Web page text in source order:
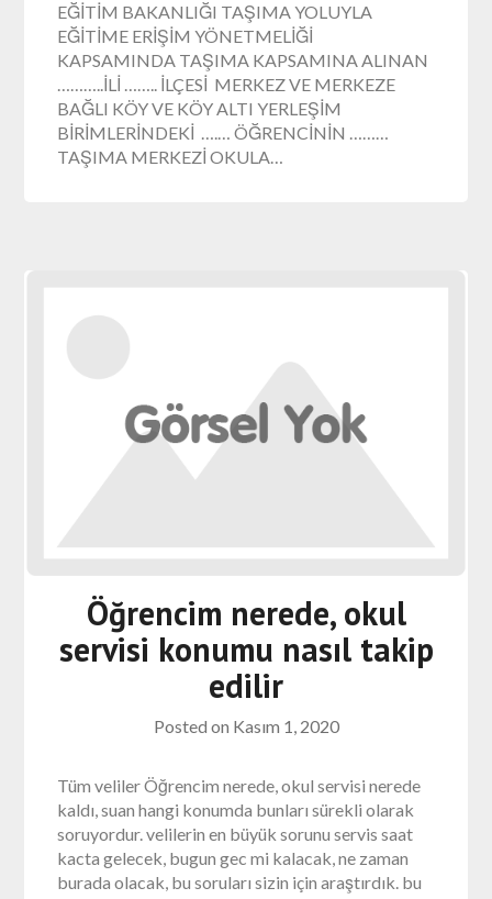
EĞİTİM BAKANLIĞI TAŞIMA YOLUYLA
EĞİTİME ERİŞİM YÖNETMELİĞİ
KAPSAMINDA TAŞIMA KAPSAMINA ALINAN
………..İLİ …….. İLÇESİ MERKEZ VE MERKEZE
BAĞLI KÖY VE KÖY ALTI YERLEŞİM
BİRİMLERİNDEKİ ….… ÖĞRENCİNİN ………
TAŞIMA MERKEZİ OKULA…
Öğrencim nerede, okul
servisi konumu nasıl takip
edilir
Posted on Kasım 1, 2020
Tüm veliler Öğrencim nerede, okul servisi nerede
kaldı, suan hangi konumda bunları sürekli olarak
soruyordur. velilerin en büyük sorunu servis saat
kacta gelecek, bugun gec mi kalacak, ne zaman
burada olacak, bu soruları sizin için araştırdık. bu